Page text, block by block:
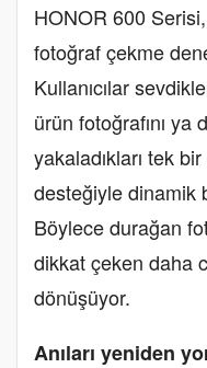
HONOR 600
fotoğraf çekme
Kullanıcılar
ürün fotoğrafını
yakaladıkları tek
desteğiyle dinamik
Böylece durağan
dikkat çeken daha
dönüşüyor.
Anıları yeniden